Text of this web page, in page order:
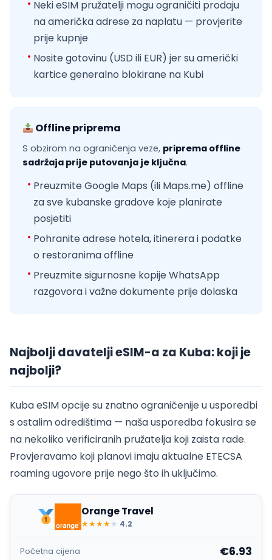
Neki eSIM pružatelji mogu ograničiti prodaju
na američka adrese za naplatu — provjerite
prije kupnje
Nosite gotovinu (USD ili EUR) jer su američki
kartice generalno blokirane na Kubi
Offline priprema
S obzirom na ograničenja veze, priprema offline
sadržaja prije putovanja je ključna.
Preuzmite Google Maps (ili Maps.me) offline
za sve kubanske gradove koje planirate
posjetiti
Pohranite adrese hotela, itinerera i podatke
o restoranima offline
Preuzmite sigurnosne kopije WhatsApp
razgovora i važne dokumente prije dolaska
Najbolji davatelji eSIM-a za Kuba: koji je
najbolji?
Kuba eSIM opcije su znatno ograničenije u usporedbi
s ostalim odredištima — naša usporedba fokusira se
na nekoliko verificiranih pružatelja koji zaista rade.
Provjeravamo koji planovi imaju aktualne ETECSA
roaming ugovore prije nego što ih uključimo.
Orange Travel
★★★★★ 4.2
Početna cijena €6.93